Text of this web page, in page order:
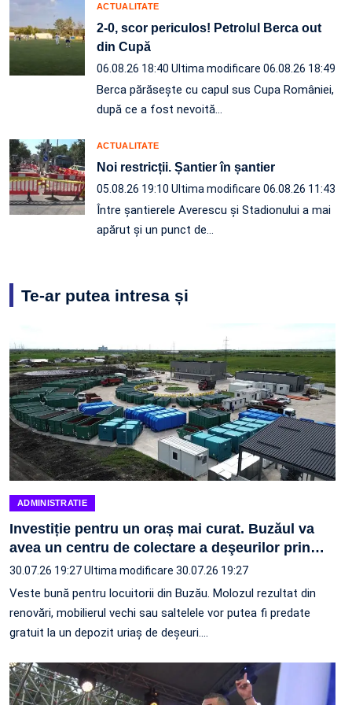
ACTUALITATE
2-0, scor periculos! Petrolul Berca out
din Cupă
06.08.26 18:40 Ultima modificare 06.08.26 18:49
Berca părăsește cu capul sus Cupa României,
după ce a fost nevoită…
ACTUALITATE
Noi restricții. Șantier în șantier
05.08.26 19:10 Ultima modificare 06.08.26 11:43
Între șantierele Averescu și Stadionului a mai
apărut și un punct de…
Te-ar putea intresa și
ADMINISTRATIE
Investiție pentru un oraș mai curat. Buzăul va
avea un centru de colectare a deşeurilor prin…
30.07.26 19:27Ultima modificare 30.07.26 19:27
Veste bună pentru locuitorii din Buzău. Molozul rezultat din
renovări, mobilierul vechi sau saltelele vor putea fi predate
gratuit la un depozit uriaș de deșeuri.…